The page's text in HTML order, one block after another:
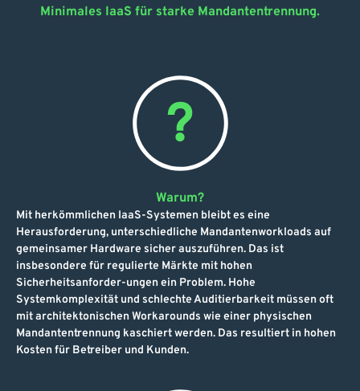
Minimales IaaS für starke Mandantentrennung.
Warum?
Mit herkömmlichen IaaS-Systemen bleibt es eine
Herausforderung, unterschiedliche Mandantenworkloads auf
gemeinsamer Hardware sicher auszuführen. Das ist
insbesondere für regulierte Märkte mit hohen
Sicherheitsanforder-ungen ein Problem. Hohe
Systemkomplexität und schlechte Auditierbarkeit müssen oft
mit architektonischen Workarounds wie einer physischen
Mandantentrennung kaschiert werden. Das resultiert in hohen
Kosten für Betreiber und Kunden.